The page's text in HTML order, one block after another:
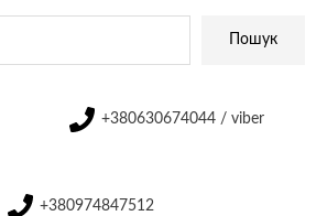
Пошук
+380630674044 / viber
+380974847512